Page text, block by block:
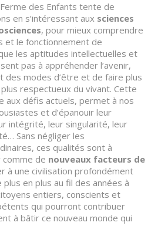
des Enfants tente de
en s’intéressant aux sciences
, pour mieux comprendre
et le fonctionnement de
les aptitudes intellectuelles et
pas à appréhender l’avenir,
des modes d’être et de faire plus
respectueux du vivant. Cette
aux défis actuels, permet à nos
et d’épanouir leur
intégrité, leur singularité, leur
Sans négliger les
ces qualités sont à
de nouveaux facteurs de
à une civilisation profondément
en plus au fil des années à
entiers, conscients et
qui pourront contribuer
à bâtir ce nouveau monde qui